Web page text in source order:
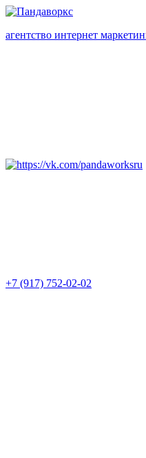
агентство интернет
+7 (917) 752-02-02